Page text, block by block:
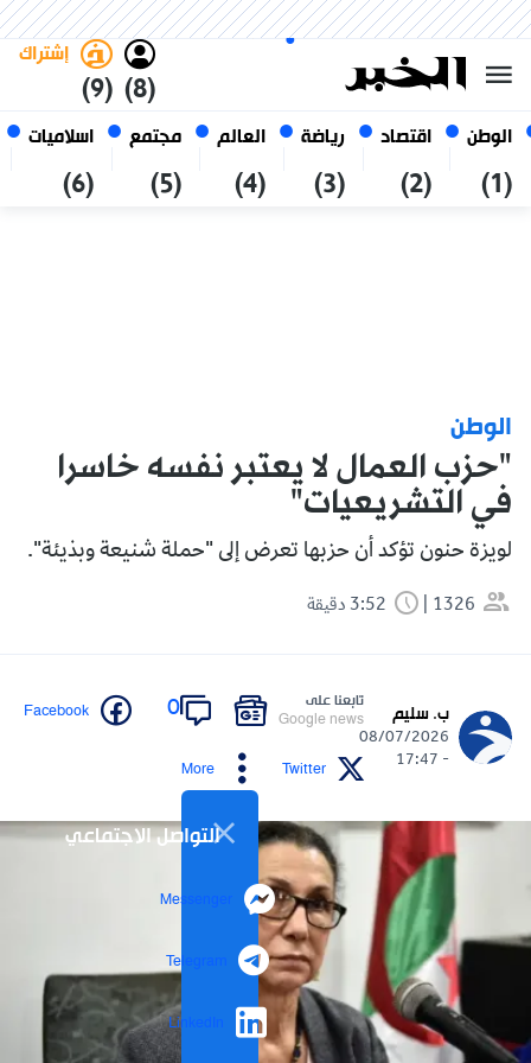
الوطن
(1)
اقتصاد
(2)
رياضة
(3)
العالم
(4)
مجتمع
(5)
اسلاميات
(6)
(8)
إشتراك
(9)
07 أغسطس 2026
الجزائر
الوطن
"حزب العمال لا يعتبر نفسه خاسرا
في التشريعيات"
لويزة حنون تؤكد أن حزبها تعرض إلى "حملة شنيعة وبذيئة".
1326
ب. سليم
08/07/2026
- 17:47
تابعنا على
Google news
0
Facebook
Twitter
More
التواصل الاجتماعي
Messenger
Telegram
LinkedIn